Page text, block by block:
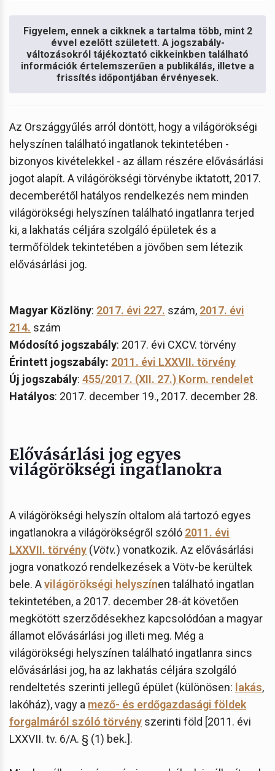
Figyelem, ennek a cikknek a tartalma több, mint 2
évvel ezelőtt született. A jogszabály-
változásokról tájékoztató cikkeinkben található
információk értelemszerűen a publikálás, illetve a
frissítés időpontjában érvényesek.
Az Országgyűlés arról döntött, hogy a világörökségi
helyszínen található ingatlanok tekintetében -
bizonyos kivételekkel - az állam részére elővásárlási
jogot alapít. A világörökségi törvénybe iktatott, 2017.
decemberétől hatályos rendelkezés nem minden
világörökségi helyszínen található ingatlanra terjed
ki, a lakhatás céljára szolgáló épületek és a
termőföldek tekintetében a jövőben sem létezik
elővásárlási jog.
Magyar Közlöny: 2017. évi 227. szám, 2017. évi
214. szám
Módosító jogszabály: 2017. évi CXCV. törvény
Érintett jogszabály: 2011. évi LXXVII. törvény
Új jogszabály: 455/2017. (XII. 27.) Korm. rendelet
Hatályos: 2017. december 19., 2017. december 28.
Elővásárlási jog egyes
világörökségi ingatlanokra
A világörökségi helyszín oltalom alá tartozó egyes
ingatlanokra a világörökségről szóló 2011. évi
LXXVII. törvény (Vötv.) vonatkozik. Az elővásárlási
jogra vonatkozó rendelkezések a Vötv-be kerültek
bele. Avilágörökségi helyszínen található ingatlan
tekintetében, a 2017. december 28-át követően
megkötött szerződésekhez kapcsolódóan a magyar
államot elővásárlási jog illeti meg. Még a
világörökségi helyszínen található ingatlanra sincs
elővásárlási jog, ha az lakhatás céljára szolgáló
rendeltetés szerinti jellegű épület (különösen: lakás,
lakóház), vagy a mező- és erdőgazdasági földek
forgalmáról szóló törvény szerinti föld [2011. évi
LXXVII. tv. 6/A. § (1) bek.].